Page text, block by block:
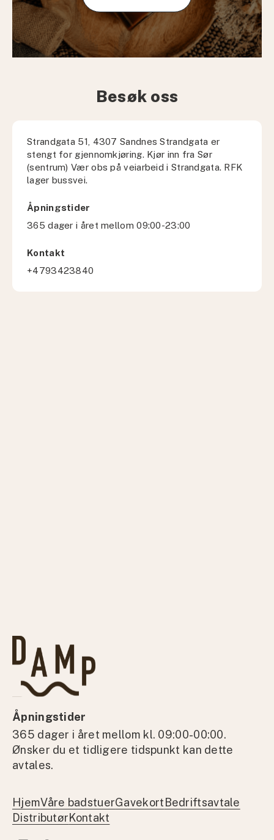
Besøk oss
Strandgata 51, 4307 Sandnes Strandgata er
stengt for gjennomkjøring. Kjør inn fra Sør
(sentrum) Vær obs på veiarbeid i Strandgata. RFK
lager bussvei.
Åpningstider
365 dager i året mellom 09:00-23:00
Kontakt
+4793423840
Åpningstider
365 dager i året mellom kl. 09:00-00:00.
Ønsker du et tidligere tidspunkt kan dette
avtales.
HjemVåre badstuerGavekort Bedriftsavtale
DistributørKontakt